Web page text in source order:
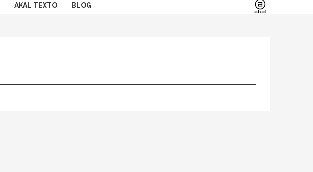
AKAL TEXTO BLOG